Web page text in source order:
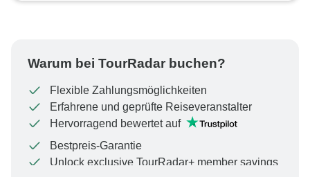
Warum bei TourRadar buchen?
Flexible Zahlungsmöglichkeiten
Erfahrene und geprüfte Reiseveranstalter
Hervorragend bewertet auf
Bestpreis-Garantie
Unlock exclusive TourRadar+ member savings